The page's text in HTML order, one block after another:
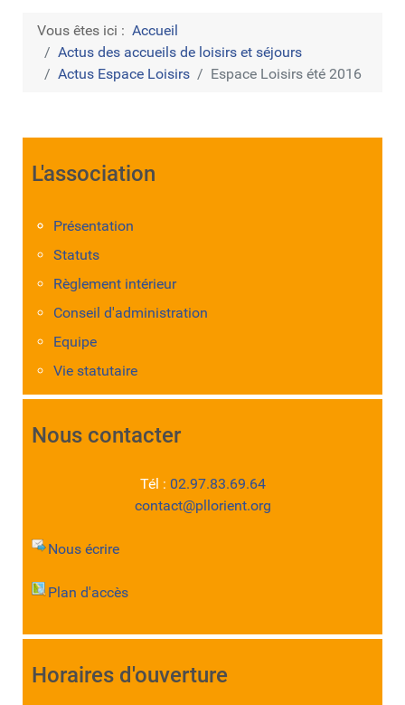
Vous êtes ici : Accueil
Actus des accueils de loisirs et séjours
Actus Espace Loisirs
Espace Loisirs été 2016
L'association
Présentation
Statuts
Règlement intérieur
Conseil d'administration
Equipe
Vie statutaire
Nous contacter
Tél : 02.97.83.69.64
contact@pllorient.org
Nous écrire
Plan d'accès
Horaires d'ouverture